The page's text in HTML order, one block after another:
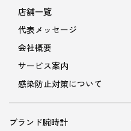
店舗一覧
代表メッセージ
会社概要
サービス案内
感染防止対策について
ブランド腕時計